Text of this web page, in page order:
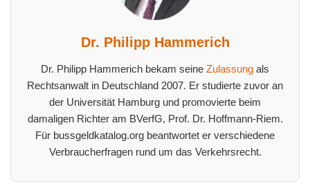
Dr. Philipp Hammerich
Dr. Philipp Hammerich bekam seine Zulassung als
Rechtsanwalt in Deutschland 2007. Er studierte zuvor an
der Universität Hamburg und promovierte beim
damaligen Richter am BVerfG, Prof. Dr. Hoffmann-Riem.
Für bussgeldkatalog.org beantwortet er verschiedene
Verbraucherfragen rund um das Verkehrsrecht.